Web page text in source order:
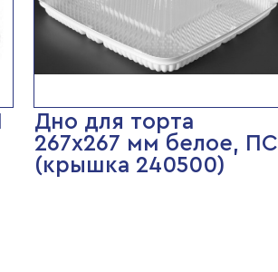
Дно для торта
267х267 мм белое, ПС
(крышка 240500)